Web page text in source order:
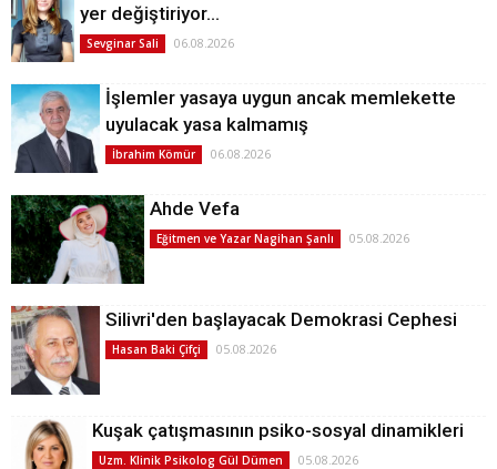
yer değiştiriyor…
Sevginar Sali 06.08.2026
İşlemler yasaya uygun ancak memlekette
uyulacak yasa kalmamış
İbrahim Kömür 06.08.2026
Ahde Vefa
Eğitmen ve Yazar Nagihan Şanlı 05.08.2026
Silivri'den başlayacak Demokrasi Cephesi
Hasan Baki Çifçi 05.08.2026
Kuşak çatışmasının psiko-sosyal dinamikleri
Uzm. Klinik Psikolog Gül Dümen 05.08.2026